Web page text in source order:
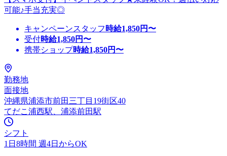
可能♪手当充実◎
キャンペーンスタッフ 時給1,850円〜
受付時給1,850円〜
携帯ショップ時給1,850円〜
勤務地
面接地
沖縄県浦添市前田三丁目19街区40
てだこ浦西駅、浦添前田駅
シフト
1日8時間 週4日からOK